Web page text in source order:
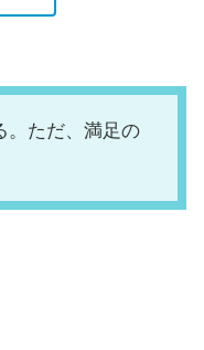
。ただ、満足の